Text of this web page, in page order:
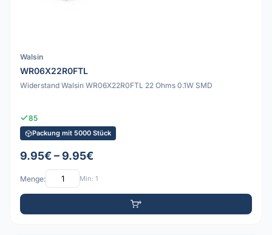
Walsin
WR06X22R0FTL
Widerstand Walsin WR06X22R0FTL 22 Ohms 0.1W SMD
85
Packung mit 5000 Stück
9.95€ – 9.95€
Menge: Min: 1